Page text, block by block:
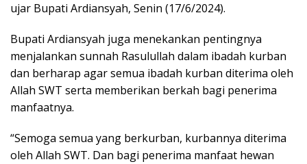
ujar Bupati Ardiansyah, Senin (17/6/2024).
Bupati Ardiansyah juga menekankan pentingnya
menjalankan sunnah Rasulullah dalam ibadah kurban
dan berharap agar semua ibadah kurban diterima oleh
Allah SWT serta memberikan berkah bagi penerima
manfaatnya.
“Semoga semua yang berkurban, kurbannya diterima
oleh Allah SWT. Dan bagi penerima manfaat hewan